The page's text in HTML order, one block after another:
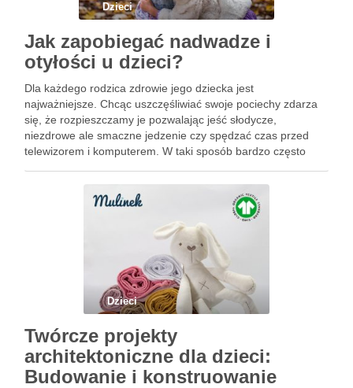
Dzieci
Jak zapobiegać nadwadze i
otyłości u dzieci?
Dla każdego rodzica zdrowie jego dziecka jest
najważniejsze. Chcąc uszczęśliwiać swoje pociechy zdarza
się, że rozpieszczamy je pozwalając jeść słodycze,
niezdrowe ale smaczne jedzenie czy spędzać czas przed
telewizorem i komputerem. W taki sposób bardzo często
odpowiedzialnym i mądrym rodzicem to umiejętność, której
Dzieci
Twórcze projekty
architektoniczne dla dzieci:
Budowanie i konstruowanie